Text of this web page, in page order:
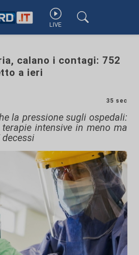
LIVE
calano i contagi: 752
a ieri
35 sec
la pressione sugli ospedali:
intensive in meno ma